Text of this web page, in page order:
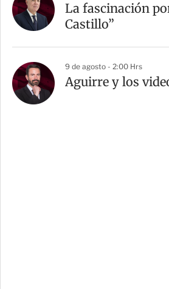
La fascinación
Castillo”
9 de agosto - 2:00 Hrs
Aguirre y los